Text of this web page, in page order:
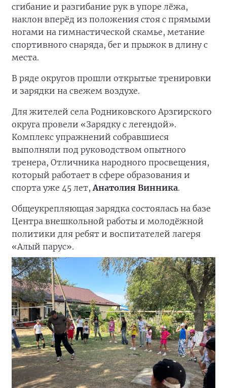
сгибание и разгибание рук в упоре лёжа,
наклон вперёд из положения стоя с прямыми
ногами на гимнастической скамье, метание
спортивного снаряда, бег и прыжок в длину с
места.
В ряде округов прошли открытые тренировки
и зарядки на свежем воздухе.
Для жителей села Родниковского Арзгирского
округа провели «Зарядку с легендой».
Комплекс упражнений собравшиеся
выполняли под руководством опытного
тренера, Отличника народного просвещения,
который работает в сфере образования и
спорта уже 45 лет, Анатолия Винника.
Общеукрепляющая зарядка состоялась на базе
Центра внешкольной работы и молодёжной
политики для ребят и воспитателей лагеря
«Алый парус».